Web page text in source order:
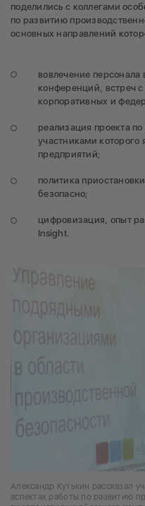
поделились с коллегами
по развитию
основных направлений
вовлечение
конференций, встреч
корпоративных и
реализация проекта
участниками которого
предприятий;
политика
безопасно;
цифровизация, опыт
Insight.
Александр Кутькин рассказал
аспектах работы по развитию